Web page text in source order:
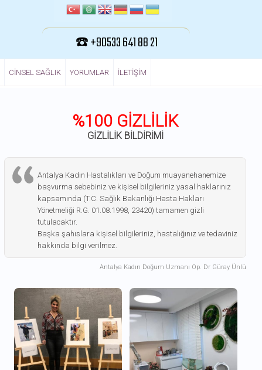
☎️ +90533 641 88 21
CINSEL SAĞLIK YORUMLAR ILETIŞIM
%100 GİZLİLİK
GİZLİLİK BİLDİRİMİ
Antalya Kadın Hastalıkları ve Doğum muayanehanemize
başvurma sebebiniz ve kişisel bilgileriniz yasal haklarınız
kapsamında (T.C. Sağlık Bakanlığı Hasta Hakları
Yönetmeliği R.G. 01.08.1998, 23420) tamamen gizli
tutulacaktır.
Başka şahıslara kişisel bilgileriniz, hastalığınız ve tedaviniz
hakkında bilgi verilmez.
Antalya Kadın Doğum Uzmanı Op. Dr Güray Ünlü